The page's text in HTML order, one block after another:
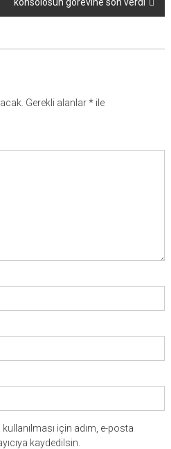
Gerekli alanlar*ile
için adım, e-posta
kaydedilsin.